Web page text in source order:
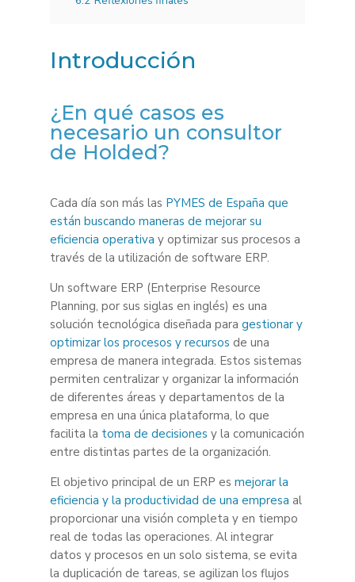
Introducción
¿En qué casos es
necesario un consultor
de Holded?
Cada día son más las PYMES de España que
están buscando maneras de mejorar su
eficiencia operativa y optimizar sus procesos a
través de la utilización de software ERP.
Un software ERP (Enterprise Resource
Planning, por sus siglas en inglés) es una
solución tecnológica diseñada para gestionar y
optimizar los procesos y recursos de una
empresa de manera integrada. Estos sistemas
permiten centralizar y organizar la información
de diferentes áreas y departamentos de la
empresa en una única plataforma, lo que
facilita la toma de decisiones y la comunicación
entre distintas partes de la organización.
El objetivo principal de un ERP es mejorar la
eficiencia y la productividad de una empresa al
proporcionar una visión completa y en tiempo
real de todas las operaciones. Al integrar
datos y procesos en un solo sistema, se evita
la duplicación de tareas, se agilizan los flujos